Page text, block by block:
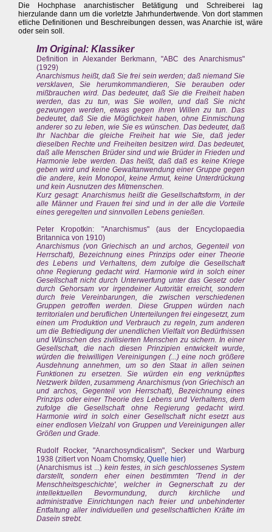
Die Hochphase anarchistischer Betätigung und Schreiberei lag
hierzulande dann um die vorletzte Jahrhundertwende. Von dort stammen
etliche Definitionen und Beschreibungen dessen, was Anarchie ist, wäre
oder sein soll.
Im Original: Klassiker
Definition in Alexander Berkmann, "ABC des Anarchismus"
(1929)
Anarchismus heißt, daß Sie frei sein werden; daß niemand Sie
versklaven, Sie herumkommandieren, Sie berauben oder
mißbrauchen wird. Das bedeutet, daß Sie die Freiheit haben
werden, das zu tun, was Sie wollen, und daß Sie nicht
gezwungen werden, etwas gegen ihren Willen zu tun. Das
bedeutet, daß Sie die Möglichkeit haben, ohne Einmischung
anderer so zu leben, wie Sie es wünschen. Das bedeutet, daß
Ihr Nachbar die gleiche Freiheit hat wie Sie, daß jeder
dieselben Rechte und Freiheiten besitzen wird. Das bedeutet,
daß alle Menschen Brüder sind und wie Brüder in Frieden und
Harmonie lebe werden. Das heißt, daß daß es keine Kriege
geben wird und keine Gewaltanwendung einer Gruppe gegen
die andere, kein Monopol, keine Armut, keine Unterdrückung
und kein Ausnutzen des Mitmenschen.
Kurz gesagt: Anarchismus heißt die Gesellschaftsform, in der
alle Männer und Frauen frei sind und in der alle die Vorteile
eines geregelten und sinnvollen Lebens genießen.
Peter Kropotkin: "Anarchismus" (aus der Encyclopaedia
Britannica von 1910)
Anarchismus (von Griechisch an und archos, Gegenteil von
Herrschaft), Bezeichnung eines Prinzips oder einer Theorie
des Lebens und Verhaltens, dem zufolge die Gesellschaft
ohne Regierung gedacht wird. Harmonie wird in solch einer
Gesellschaft nicht durch Unterwerfung unter das Gesetz oder
durch Gehorsam vor irgendeiner Autorität erreicht, sondern
durch freie Vereinbarungen, die zwischen verschiedenen
Gruppen getroffen werden. Diese Gruppen würden nach
territorialen und beruflichen Unterteilungen frei eingesetzt, zum
einen um Produktion und Verbrauch zu regeln, zum anderen
um die Befriedigung der unendlichen Vielfalt von Bedürfnissen
und Wünschen des zivilisierten Menschen zu sichern. In einer
Gesellschaft, die nach diesen Prinzipien entwickelt wurde,
würden die freiwilligen Vereinigungen (...) eine noch größere
Ausdehnung annehmen, um so den Staat in allen seinen
Funktionen zu ersetzen. Sie würden ein eng verknüpftes
Netzwerk bilden, zusammeng Anarchismus (von Griechisch an
und archos, Gegenteil von Herrschaft), Bezeichnung eines
Prinzips oder einer Theorie des Lebens und Verhaltens, dem
zufolge die Gesellschaft ohne Regierung gedacht wird.
Harmonie wird in solch einer Gesellschaft nicht esetzt aus
einer endlosen Vielzahl von Gruppen und Vereinigungen aller
Größen und Grade.
Rudolf Rocker, "Anarchosyndicalism", Secker und Warburg
1938 (zitiert von Noam Chomsky, Quelle hier)
(Anarchismus ist ...) kein festes, in sich geschlossenes System
darstellt, sondern eher einen bestimmten 'Trend in der
Menschheitsgeschichte', welcher in Gegnerschaft zu der
intellektuellen Bevormundung, durch kirchliche und
administrative Einrichtungen nach freier und unbehinderter
Entfaltung aller individuellen und gesellschaftlichen Kräfte im
Dasein strebt.